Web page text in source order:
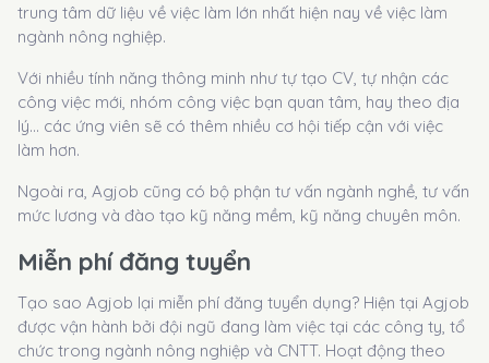
trung tâm dữ liệu về việc làm lớn nhất hiện nay về việc làm
ngành nông nghiệp.
Với nhiều tính năng thông minh như tự tạo CV, tự nhận các
công việc mới, nhóm công việc bạn quan tâm, hay theo địa
lý… các ứng viên sẽ có thêm nhiều cơ hội tiếp cận với việc
làm hơn.
Ngoài ra, Agjob cũng có bộ phận tư vấn ngành nghề, tư vấn
mức lương và đào tạo kỹ năng mềm, kỹ năng chuyên môn.
Miễn phí đăng tuyển
Tạo sao Agjob lại miễn phí đăng tuyển dụng? Hiện tại Agjob
được vận hành bởi đội ngũ đang làm việc tại các công ty, tổ
chức trong ngành nông nghiệp và CNTT. Hoạt động theo